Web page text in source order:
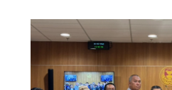
ก้าวไกล จากกรณีให้สัมภาษณ์ส่อ
อย่างต่อเนื่อง